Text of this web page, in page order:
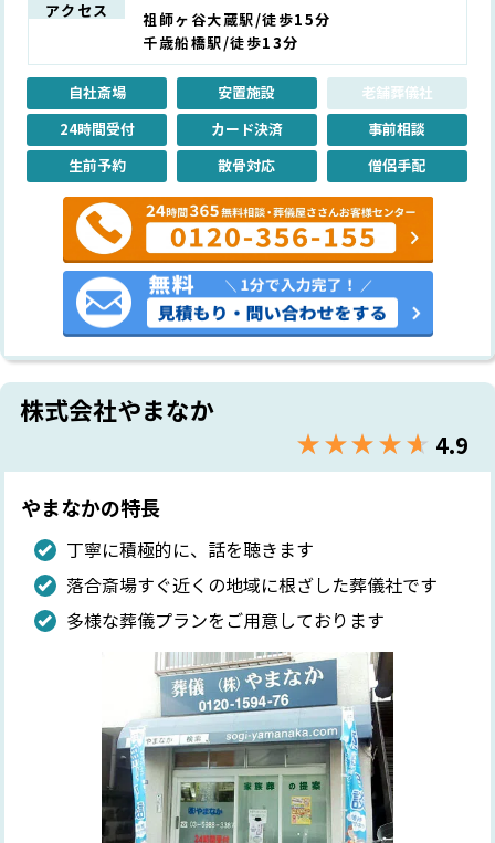
アクセス
祖師ヶ谷大蔵駅/徒歩15分
千歳船橋駅/徒歩13分
自社斎場 安置施設
老舗葬儀社
24時間受付
カード決済
事前相談
生前予約
散骨対応 僧侶手配
株式会社やまなか
★★★★★
☆☆☆☆☆ 4.9
やまなかの特長
丁寧に積極的に、話を聴きます
落合斎場すぐ近くの地域に根ざした葬儀社です
多様な葬儀プランをご用意しております